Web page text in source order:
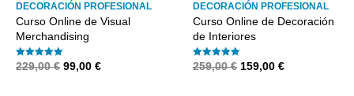
DECORACIÓN PROFESIONAL
Curso Online de Visual
Merchandising
Valorado con5.00de 5
229,00€ El
99,00 €El
DECORACIÓN PROFESIONAL
Curso Online de Decoración
de Interiores
Valorado con5.00 de 5
259,00€ El
159,00 €El